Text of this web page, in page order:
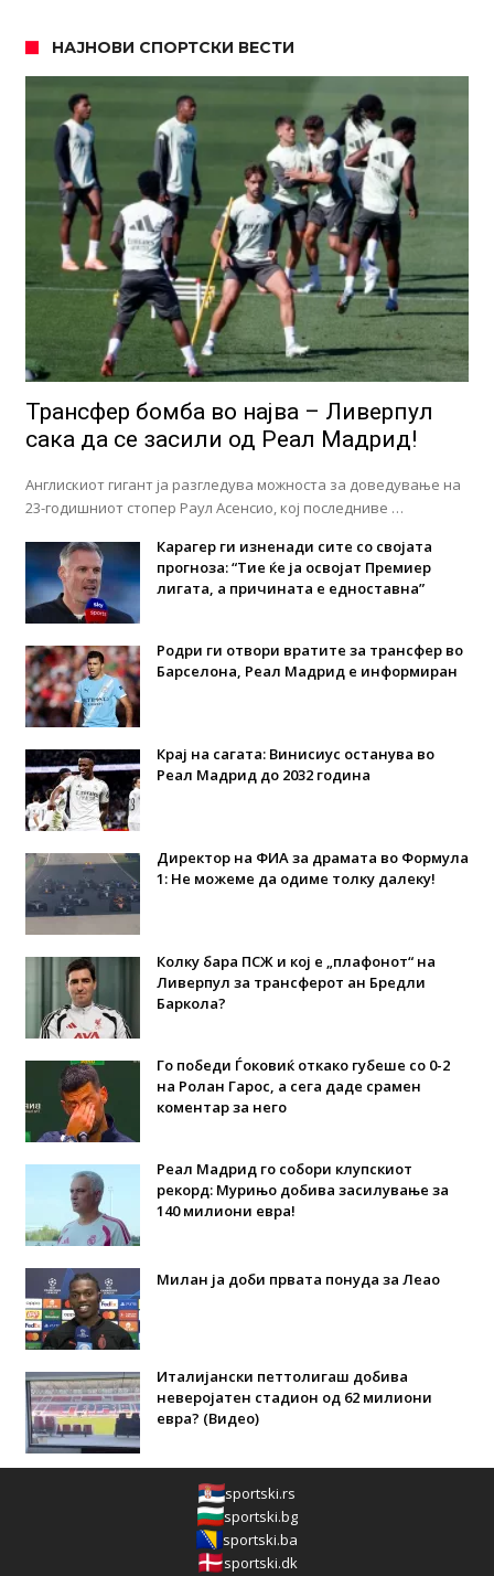
НАЈНОВИ СПОРТСКИ ВЕСТИ
Трансфер бомба во најва – Ливерпул
сака да се засили од Реал Мадрид!
Англискиот гигант ја разгледува можноста за доведување на
23-годишниот стопер Раул Асенсио, кој последниве …
Карагер ги изненади сите со својата
прогноза: “Тие ќе ја освојат Премиер
лигата, а причината е едноставна”
Родри ги отвори вратите за трансфер во
Барселона, Реал Мадрид е информиран
Крај на сагата: Винисиус останува во
Реал Мадрид до 2032 година
Директор на ФИА за драмата во Формула
1: Не можеме да одиме толку далеку!
Колку бара ПСЖ и кој е „плафонот“ на
Ливерпул за трансферот ан Бредли
Баркола?
Го победи Ѓоковиќ откако губеше со 0-2
на Ролан Гарос, а сега даде срамен
коментар за него
Реал Мадрид го собори клупскиот
рекорд: Мурињо добива засилување за
140 милиони евра!
Милан ја доби првата понуда за Леао
Италијански петтолигаш добива
неверојатен стадион од 62 милиони
евра? (Видео)
sportski.rs
sportski.bg
sportski.ba
sportski.dk